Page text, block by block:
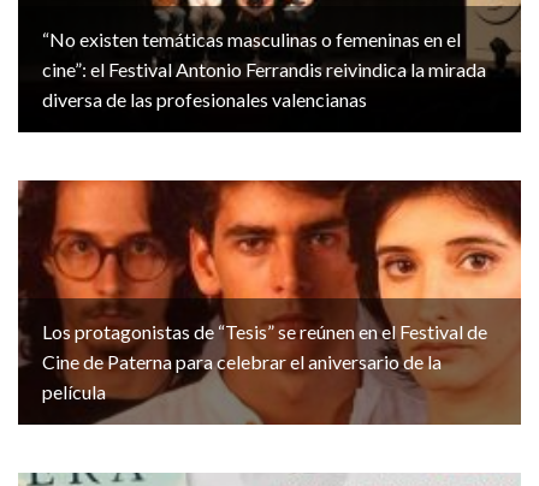
“No existen temáticas masculinas o femeninas en el
cine”: el Festival Antonio Ferrandis reivindica la mirada
diversa de las profesionales valencianas
Los protagonistas de “Tesis” se reúnen en el Festival de
Cine de Paterna para celebrar el aniversario de la
película